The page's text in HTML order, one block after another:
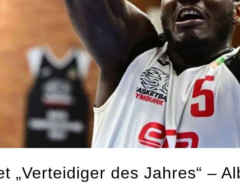
„Verteidiger des Jahres“ –